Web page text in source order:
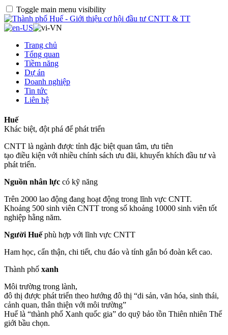
Toggle main menu visibility
Trang chủ
Tổng quan
Tiềm năng
Dự án
Doanh nghiệp
Tin tức
Liên hệ
Huế
Khác biệt, đột phá để phát triển
CNTT là ngành được tỉnh đặc biệt quan tâm, ưu tiên
tạo điều kiện với nhiều chính sách ưu đãi, khuyến khích đầu tư và
phát triển.
Nguồn nhân lực có kỹ năng
Trên 2000 lao động đang hoạt động trong lĩnh vực CNTT.
Khoảng 500 sinh viên CNTT trong số khoảng 10000 sinh viên tốt
nghiệp hằng năm.
Người Huếphù hợp với lĩnh vực CNTT
Ham học, cẩn thận, chi tiết, chu đáo và tính gắn bó đoàn kết cao.
Thành phố xanh
Môi trường trong lành,
đô thị được phát triển theo hướng đô thị “di sản, văn hóa, sinh thái,
cảnh quan, thân thiện với môi trường”
Huế là “thành phố Xanh quốc gia” do quỹ bảo tồn Thiên nhiên Thế
giới bầu chọn.